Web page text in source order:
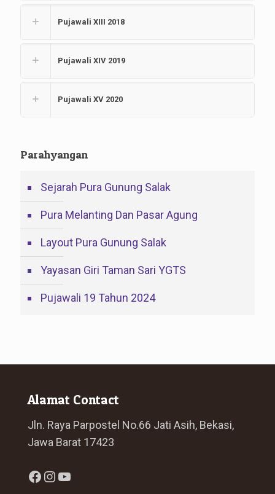
Pujawali XIII 2018
Pujawali XIV 2019
Pujawali XV 2020
Parahyangan
Sejarah Pura Gunung Salak
Pura Melanting Dan Pasar Agung
Layout Pura Gunung Salak
Yayasan Giri Taman Sari YGTS
Pujawali 19 Tahun 2024
Alamat Contact
Jln. Raya Parpostel No.66 Jati Asih, Bekasi,
Jawa Barat 17423
Facebook
Instagram
YouTube